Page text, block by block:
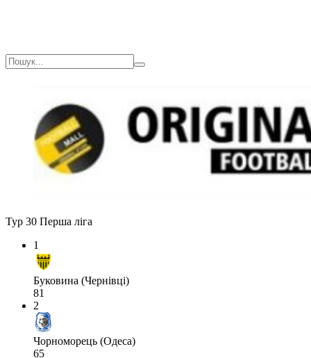
Тур 30 Перша ліга
1
Буковина (Чернівці)
81
2
Чорноморець (Одеса)
65